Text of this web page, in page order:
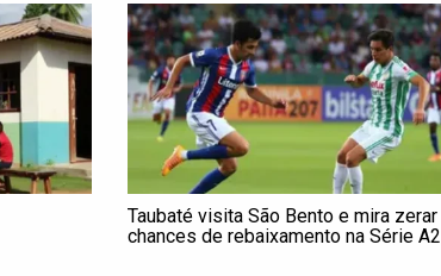
Taubaté visita São Bento e mira zerar
chances de rebaixamento na Série A2